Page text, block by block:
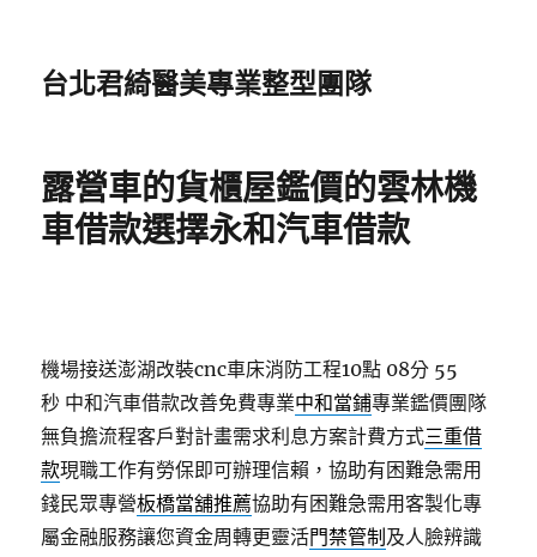
台北君綺醫美專業整型團隊
露營車的貨櫃屋鑑價的雲林機
車借款選擇永和汽車借款
機場接送澎湖改裝cnc車床消防工程10點 08分 55
秒 中和汽車借款改善免費專業中和當鋪專業鑑價團隊
無負擔流程客戶對計畫需求利息方案計費方式三重借
款現職工作有勞保即可辦理信賴，協助有困難急需用
錢民眾專營板橋當舖推薦協助有困難急需用客製化專
屬金融服務讓您資金周轉更靈活門禁管制 及人臉辨識